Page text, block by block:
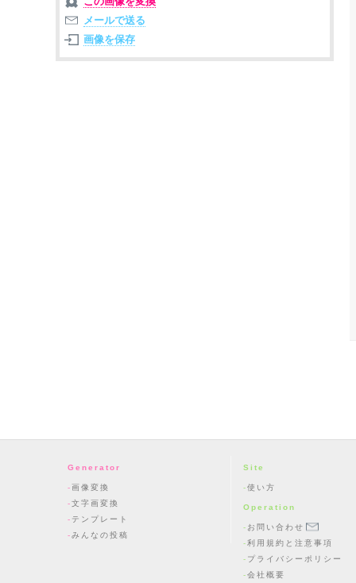
メールで送る
画像を保存
Generator
画像変換
文字画変換
テンプレート
みんなの投稿
Site
使い方
Operation
お問い合わせ
利用規約と注意事項
プライバシーポリシー
会社概要